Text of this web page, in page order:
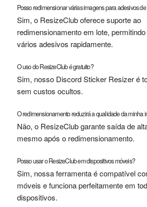
Posso redimensionar várias imagens para adesivos
Sim, o ResizeClub oferece suporte ao
redimensionamento em lote,
vários adesivos rapidamente.
O uso do ResizeClub é gratuito?
Sim, nosso Discord Sticker Resizer é
sem custos ocultos.
O redimensionamento reduzirá a qualidade da minha
Não, o ResizeClub garante saída de
mesmo após o redimensionamento.
Posso usar o ResizeClub em dispositivos móveis?
Sim, nossa ferramenta é compatível
móveis e funciona perfeitamente em
dispositivos.